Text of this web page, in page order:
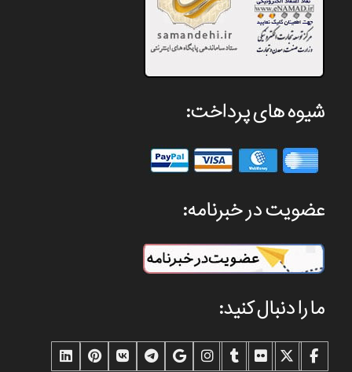
شیوه های پرداخت:
عضویت در خبرنامه:
ما را دنبال کنید: